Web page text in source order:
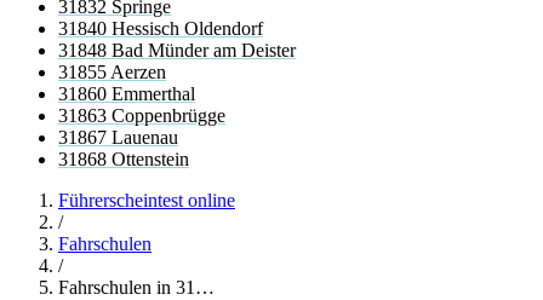
31832 Springe
31840 Hessisch Oldendorf
31848 Bad Münder am Deister
31855 Aerzen
31860 Emmerthal
31863 Coppenbrügge
31867 Lauenau
31868 Ottenstein
Führerscheintest online
/
Fahrschulen
/
Fahrschulen in 31…